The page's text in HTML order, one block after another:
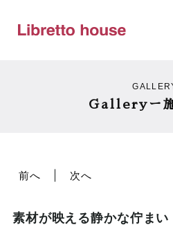
Galleryー
前へ 次へ
素材が映える静かな佇まい